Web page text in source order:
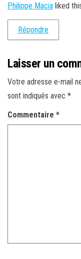
Philippe Macia liked
Répondre
Laisser un
Votre adresse e-mail
sont indiqués avec *
Commentaire *